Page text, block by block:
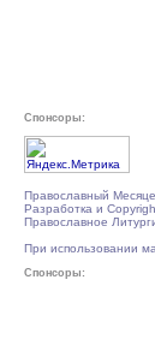
Спонсоры:
Православный
Разработка и
Православное
При использовании
Спонсоры: